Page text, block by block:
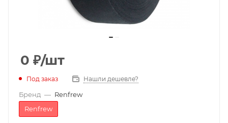
0 ₽/шт
Под заказ Нашли дешевле?
Бренд — Renfrew
Renfrew